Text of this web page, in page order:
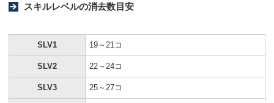
スキルレベルの消去数目安
SLV1 19～21コ
SLV2 22～24コ
SLV3 25～27コ